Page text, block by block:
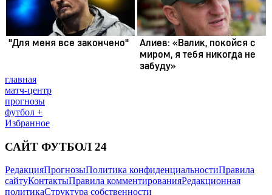
главная
матч-центр
прогнозы
футбол +
Избранное
САЙТ ФУТБОЛ 24
РедакцияПрогнозыПолитика конфиденциальностиПравила
сайтуКонтактыПравила комментированияРедакционная
политикаСтруктура собственности